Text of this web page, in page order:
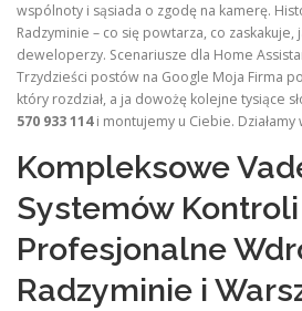
wspólnoty i sąsiada o zgodę na kamerę.
Radzyminie – co się powtarza, co zaskakuje,
deweloperzy. Scenariusze dla Home
Trzydzieści postów na Google Moja Firma
który rozdział, a ja dowożę kolejne tysiące
570 933 114i montujemy u Ciebie.
Kompleksowe
Systemów
Profesjonalne
Radzyminie i